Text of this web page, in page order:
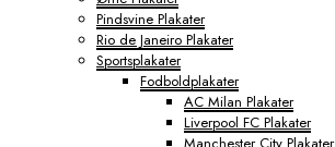
Pindsvine Plakater
Rio de Janeiro Plakater
Sportsplakater
Fodboldplakater
AC Milan Plakater
Liverpool FC Plakater